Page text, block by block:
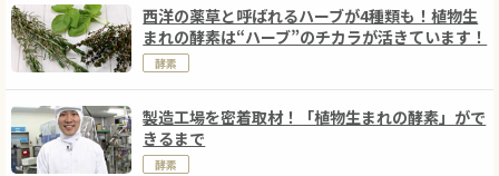
西洋の薬草と呼ばれるハーブが4種類も！植物生
まれの酵素は“ハーブ”のチカラが活きています！
酵素
製造工場を密着取材！「植物生まれの酵素」がで
きるまで
酵素